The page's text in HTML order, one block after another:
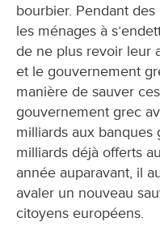
bourbier. Pendant
les ménages à
de ne plus revoir leur
et le gouvernement
manière de sauver
gouvernement grec
milliards aux banques
milliards déjà offerts
année auparavant, il
avaler un nouveau
citoyens européens.